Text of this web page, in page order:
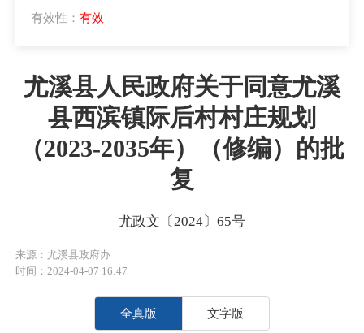
有效性： 有效
尤溪县人民政府关于同意尤溪
县西滨镇际后村村庄规划
（2023-2035年）（修编）的批
复
尤政文〔2024〕65号
来源：尤溪县政府办
时间：2024-04-07 16:47
全真版 文字版